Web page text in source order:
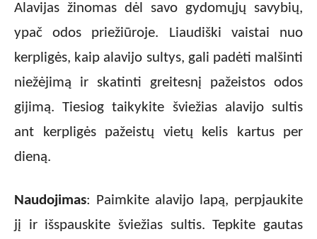
Alavijas žinomas dėl savo gydomųjų savybių,
ypač odos priežiūroje. Liaudiški vaistai nuo
kerpligės, kaip alavijo sultys, gali padėti malšinti
niežėjimą ir skatinti greitesnį pažeistos odos
gijimą. Tiesiog taikykite šviežias alavijo sultis
ant kerpligės pažeistų vietų kelis kartus per
dieną.
Naudojimas: Paimkite alavijo lapą, perpjaukite
jį ir išspauskite šviežias sultis. Tepkite gautas